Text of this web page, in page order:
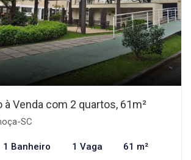
à Venda com 2 quartos, 61m²
SC
1 Banheiro 1 Vaga 61 m²